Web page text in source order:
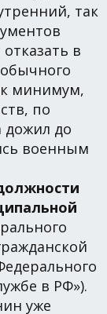
так
в
минимум,
по
дожил до
военным
в РФ»).
уже